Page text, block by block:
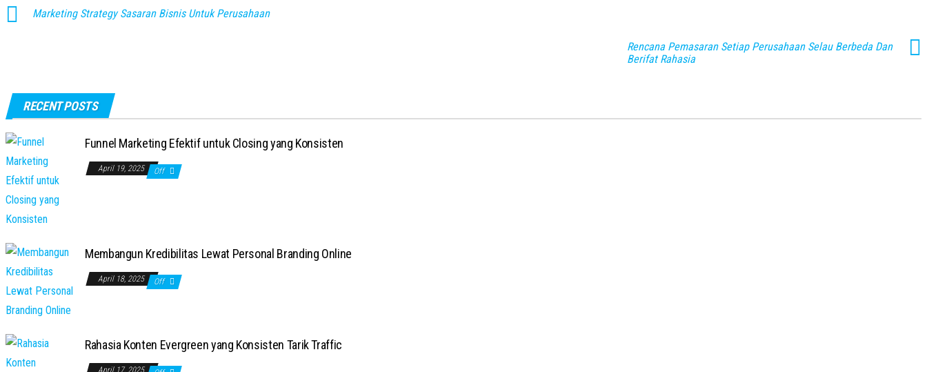
Marketing Strategy Sasaran Bisnis Untuk Perusahaan
Rencana Pemasaran Setiap Perusahaan Selau Berbeda Dan
Berifat Rahasia
RECENT POSTS
Funnel Marketing Efektif untuk Closing yang Konsisten
April 19, 2025 Off
Membangun Kredibilitas Lewat Personal Branding Online
April 18, 2025 Off
Rahasia Konten Evergreen yang Konsisten Tarik Traffic
April 17, 2025